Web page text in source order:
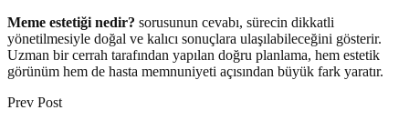
Meme estetiği nedir? sorusunun cevabı, sürecin dikkatli
yönetilmesiyle doğal ve kalıcı sonuçlara ulaşılabileceğini gösterir.
Uzman bir cerrah tarafından yapılan doğru planlama, hem estetik
görünüm hem de hasta memnuniyeti açısından büyük fark yaratır.
Prev Post